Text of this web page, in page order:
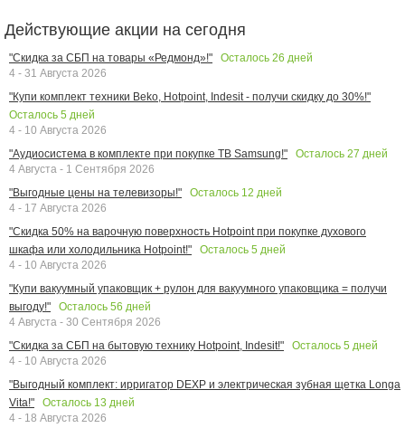
Действующие акции на сегодня
"Скидка за СБП на товары «Редмонд»!" Осталось 26 дней
4 - 31 Августа 2026
"Купи комплект техники Beko, Hotpoint, Indesit - получи скидку до 30%!"
Осталось 5 дней
4 - 10 Августа 2026
"Аудиосистема в комплекте при покупке ТВ Samsung!"
Осталось 27 дней
4 Августа - 1 Сентября 2026
"Выгодные цены на телевизоры!"
Осталось 12 дней
4 - 17 Августа 2026
"Скидка 50% на варочную поверхность Hotpoint при покупке духового
шкафа или холодильника Hotpoint!"
Осталось 5 дней
4 - 10 Августа 2026
"Купи вакуумный упаковщик + рулон для вакуумного упаковщика = получи
выгоду!"
Осталось 56 дней
4 Августа - 30 Сентября 2026
"Скидка за СБП на бытовую технику Hotpoint, Indesit!"
Осталось 5 дней
4 - 10 Августа 2026
"Выгодный комплект: ирригатор DEXP и электрическая зубная щетка Longa
Vita!"
Осталось 13 дней
4 - 18 Августа 2026